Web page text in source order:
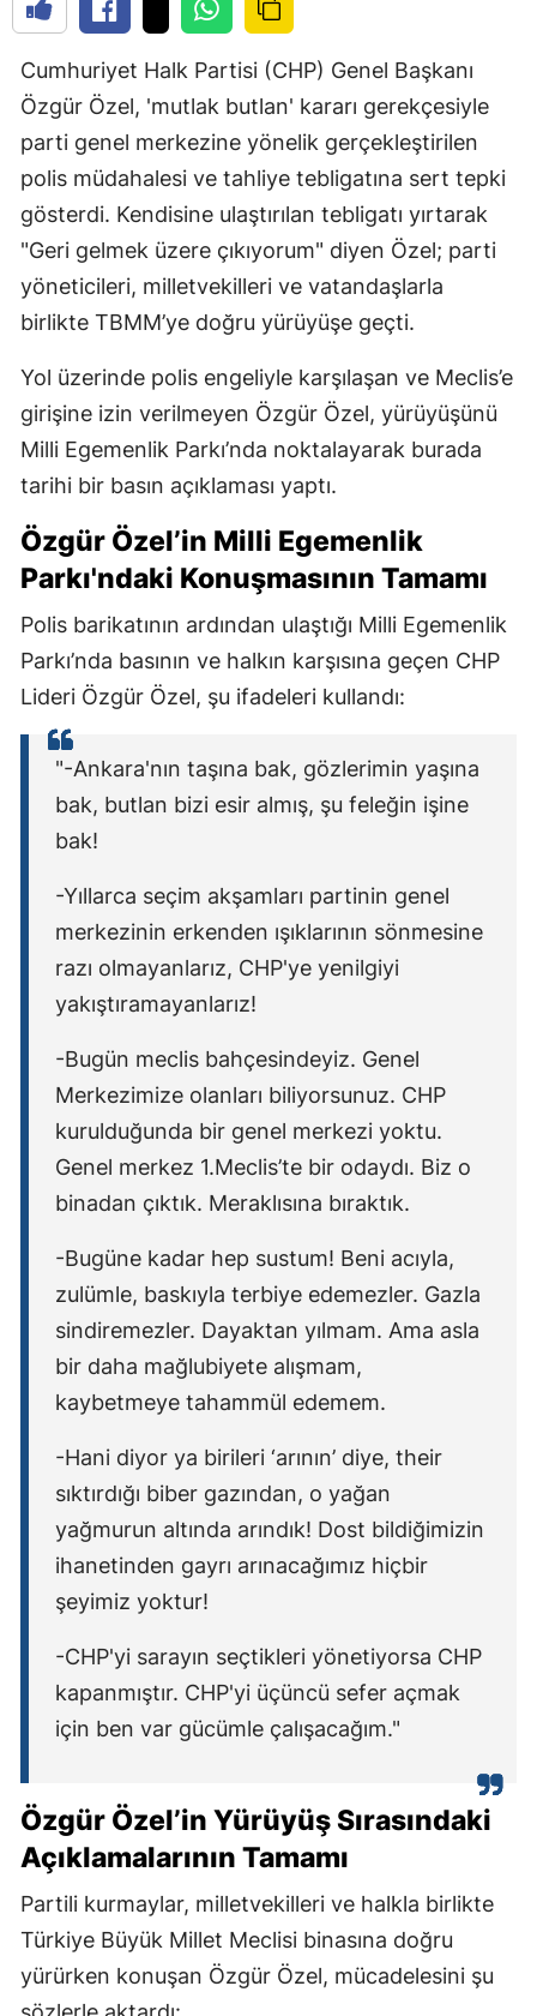
Cumhuriyet Halk Partisi (CHP) Genel Başkanı
Özgür Özel, 'mutlak butlan' kararı gerekçesiyle
parti genel merkezine yönelik gerçekleştirilen
polis müdahalesi ve tahliye tebligatına sert tepki
gösterdi. Kendisine ulaştırılan tebligatı yırtarak
"Geri gelmek üzere çıkıyorum" diyen Özel; parti
yöneticileri, milletvekilleri ve vatandaşlarla
birlikte TBMM’ye doğru yürüyüşe geçti.
Yol üzerinde polis engeliyle karşılaşan ve Meclis’e
girişine izin verilmeyen Özgür Özel, yürüyüşünü
Milli Egemenlik Parkı’nda noktalayarak burada
tarihi bir basın açıklaması yaptı.
Özgür Özel’in Milli Egemenlik
Parkı'ndaki Konuşmasının Tamamı
Polis barikatının ardından ulaştığı Milli Egemenlik
Parkı’nda basının ve halkın karşısına geçen CHP
Lideri Özgür Özel, şu ifadeleri kullandı:
"-Ankara'nın taşına bak, gözlerimin yaşına
bak, butlan bizi esir almış, şu feleğin işine
bak!
-Yıllarca seçim akşamları partinin genel
merkezinin erkenden ışıklarının sönmesine
razı olmayanlarız, CHP'ye yenilgiyi
yakıştıramayanlarız!
-Bugün meclis bahçesindeyiz. Genel
Merkezimize olanları biliyorsunuz. CHP
kurulduğunda bir genel merkezi yoktu.
Genel merkez 1.Meclis’te bir odaydı. Biz o
binadan çıktık. Meraklısına bıraktık.
-Bugüne kadar hep sustum! Beni acıyla,
zulümle, baskıyla terbiye edemezler. Gazla
sindiremezler. Dayaktan yılmam. Ama asla
bir daha mağlubiyete alışmam,
kaybetmeye tahammül edemem.
-Hani diyor ya birileri ‘arının’ diye, their
sıktırdığı biber gazından, o yağan
yağmurun altında arındık! Dost bildiğimizin
ihanetinden gayrı arınacağımız hiçbir
şeyimiz yoktur!
-CHP'yi sarayın seçtikleri yönetiyorsa CHP
kapanmıştır. CHP'yi üçüncü sefer açmak
için ben var gücümle çalışacağım."
Özgür Özel’in Yürüyüş Sırasındaki
Açıklamalarının Tamamı
Partili kurmaylar, milletvekilleri ve halkla birlikte
Türkiye Büyük Millet Meclisi binasına doğru
yürürken konuşan Özgür Özel, mücadelesini şu